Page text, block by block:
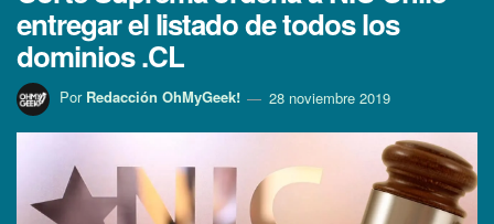
entregar el listado de todos los
dominios .CL
Por Redacción OhMyGeek! 28 noviembre 2019